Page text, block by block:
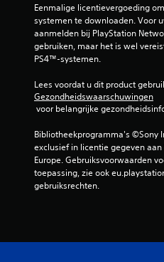
Eenmalige licentievergoeding
systemen te downloaden. Voor
aanmelden bij PlayStation
gebruiken, maar het is wel
PS4™-systemen.
Lees voordat u dit product
Gezondheidswaarschuwingen
voor belangrijke
Bibliotheekprogramma's ©Sony
exclusief in licentie gegeven
Europe. Gebruiksvoorwaarden
toepassing, zie ook
gebruiksrechten.